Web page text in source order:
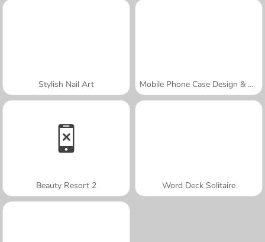
Stylish Nail Art Mobile Phone Case Design & DIY
Beauty Resort 2 Word Deck Solitaire